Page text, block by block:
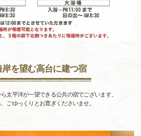
岸を望む高台に建つ宿
太平洋が一望できる公共の宿でございます。
ごゆっくりとお寛ぎくださいませ。